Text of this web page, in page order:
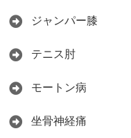
ジャンパー膝
テニス肘
モートン病
坐骨神経痛